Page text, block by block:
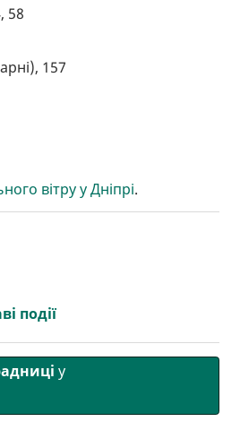
58
157
вітру у Дніпрі.
події
у